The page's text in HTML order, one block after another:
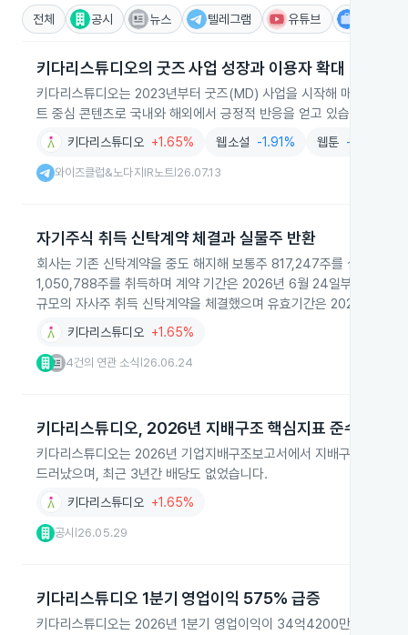
전체 공시 뉴스 텔레그램 유튜브
키다리스튜디오의 굿즈 사업 성장과 이용자 확대
키다리스튜디오는 2023년부터 굿즈(MD) 사업을 시작해 매출과 이
트 중심 콘텐츠로 국내와 해외에서 긍정적 반응을 얻고 있습니다.
키다리스튜디오 +1.65% 웹소설 -1.91% 웹툰 -1.85%
와이즈클럽&노다지IR노트 26.07.13
자기주식 취득 신탁계약 체결과 실물주 반환
회사는 기존 신탁계약을 중도 해지해 보통주 817,247주를 실물로
1,050,788주를 취득하며 계약 기간은 2026년 6월 24일부터 12월
규모의 자사주 취득 신탁계약을 체결했으며 유효기간은 2026년 12
키다리스튜디오 +1.65%
4건의 연관 소식 26.06.24
키다리스튜디오, 2026년 지배구조 핵심지표 준수율
키다리스튜디오는 2026년 기업지배구조보고서에서 지배구조 핵심
드러났으며, 최근 3년간 배당도 없었습니다.
키다리스튜디오 +1.65%
공시 26.05.29
키다리스튜디오 1분기 영업이익 575% 급증
키다리스튜디오는 2026년 1분기 영업이익이 34억4200만원으로